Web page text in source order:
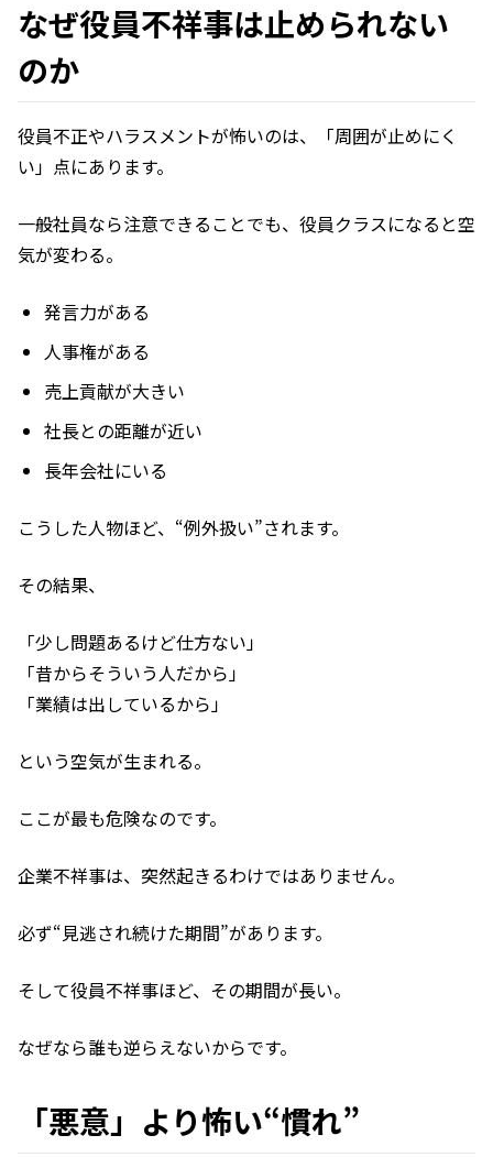
なぜ役員不祥事は止められない
のか
役員不正やハラスメントが怖いのは、「周囲が止めにく
い」点にあります。
一般社員なら注意できることでも、役員クラスになると空
気が変わる。
発言力がある
人事権がある
売上貢献が大きい
社長との距離が近い
長年会社にいる
こうした人物ほど、“例外扱い”されます。
その結果、
「少し問題あるけど仕方ない」
「昔からそういう人だから」
「業績は出しているから」
という空気が生まれる。
ここが最も危険なのです。
企業不祥事は、突然起きるわけではありません。
必ず“見逃され続けた期間”があります。
そして役員不祥事ほど、その期間が長い。
なぜなら誰も逆らえないからです。
「悪意」より怖い“慣れ”